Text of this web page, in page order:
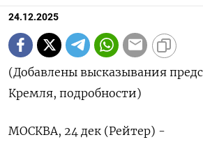
24.12.2025
(Добавлены высказывания
Кремля, подробности)
МОСКВА, 24 дек (Рейтер) -